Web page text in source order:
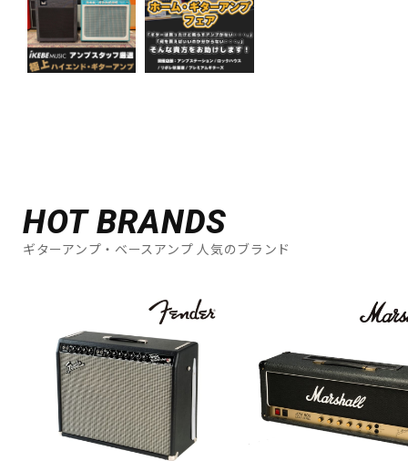
HOT BRANDS
ギターアンプ・ベースアンプ 人気のブランド